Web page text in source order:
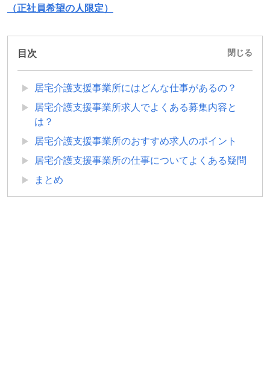
（正社員希望の人限定）
目次 閉じる
居宅介護支援事業所にはどんな仕事があるの？
居宅介護支援事業所求人でよくある募集内容と
は？
居宅介護支援事業所のおすすめ求人のポイント
居宅介護支援事業所の仕事についてよくある疑問
まとめ